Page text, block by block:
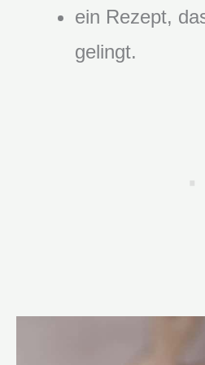
ein Rezept,
gelingt.